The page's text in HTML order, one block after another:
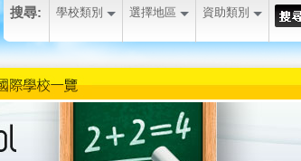
搜尋: 學校類別 選擇地區 資助類別